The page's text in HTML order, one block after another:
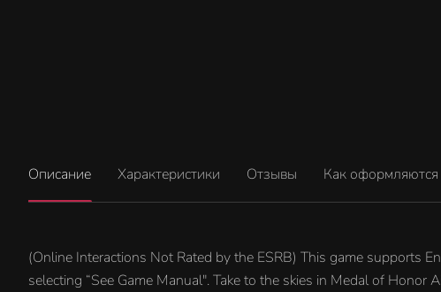
Описание Характеристики Отзывы Как оформляются
(Online Interactions Not Rated by the ESRB) This game supports
selecting “See Game Manual". Take to the skies in Medal of